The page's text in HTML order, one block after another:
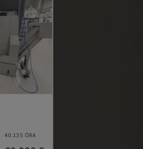
40.135 ÓRA